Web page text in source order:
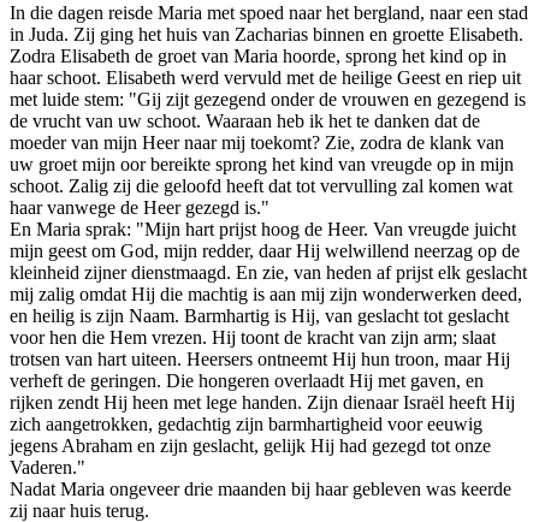
In die dagen reisde Maria met spoed naar het bergland, naar een stad
in Juda. Zij ging het huis van Zacharias binnen en groette Elisabeth.
Zodra Elisabeth de groet van Maria hoorde, sprong het kind op in
haar schoot. Elisabeth werd vervuld met de heilige Geest en riep uit
met luide stem: "Gij zijt gezegend onder de vrouwen en gezegend is
de vrucht van uw schoot. Waaraan heb ik het te danken dat de
moeder van mijn Heer naar mij toekomt? Zie, zodra de klank van
uw groet mijn oor bereikte sprong het kind van vreugde op in mijn
schoot. Zalig zij die geloofd heeft dat tot vervulling zal komen wat
haar vanwege de Heer gezegd is."
En Maria sprak: "Mijn hart prijst hoog de Heer. Van vreugde juicht
mijn geest om God, mijn redder, daar Hij welwillend neerzag op de
kleinheid zijner dienstmaagd. En zie, van heden af prijst elk geslacht
mij zalig omdat Hij die machtig is aan mij zijn wonderwerken deed,
en heilig is zijn Naam. Barmhartig is Hij, van geslacht tot geslacht
voor hen die Hem vrezen. Hij toont de kracht van zijn arm; slaat
trotsen van hart uiteen. Heersers ontneemt Hij hun troon, maar Hij
verheft de geringen. Die hongeren overlaadt Hij met gaven, en
rijken zendt Hij heen met lege handen. Zijn dienaar Israël heeft Hij
zich aangetrokken, gedachtig zijn barmhartigheid voor eeuwig
jegens Abraham en zijn geslacht, gelijk Hij had gezegd tot onze
Vaderen."
Nadat Maria ongeveer drie maanden bij haar gebleven was keerde
zij naar huis terug.